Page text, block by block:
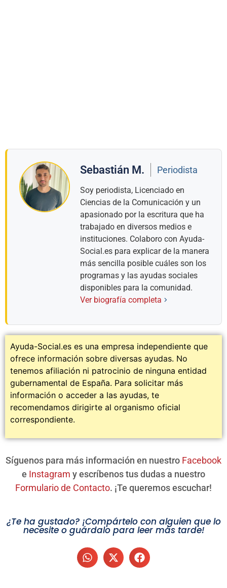
Sebastián M. Periodista
Soy periodista, Licenciado en
Ciencias de la Comunicación y un
apasionado por la escritura que ha
trabajado en diversos medios e
instituciones. Colaboro con Ayuda-
Social.es para explicar de la manera
más sencilla posible cuáles son los
programas y las ayudas sociales
disponibles para la comunidad.
Ver biografía completa
Ayuda-Social.es es una empresa independiente que
ofrece información sobre diversas ayudas. No
tenemos afiliación ni patrocinio de ninguna entidad
gubernamental de España. Para solicitar más
información o acceder a las ayudas, te
recomendamos dirigirte al organismo oficial
correspondiente.
Síguenos para más información en nuestro Facebook
e Instagram y escríbenos tus dudas a nuestro
Formulario de Contacto. ¡Te queremos escuchar!
¿Te ha gustado? ¡Compártelo con alguien que lo
necesite o guárdalo para leer más tarde!